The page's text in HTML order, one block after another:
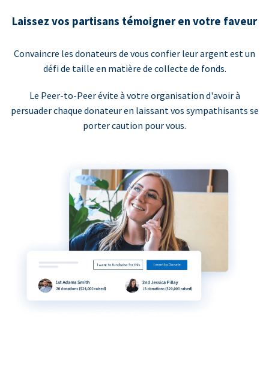
Laissez vos partisans témoigner en votre faveur
Convaincre les donateurs de vous confier leur argent est un
défi de taille en matière de collecte de fonds.
Le Peer-to-Peer évite à votre organisation d'avoir à
persuader chaque donateur en laissant vos sympathisants se
porter caution pour vous.